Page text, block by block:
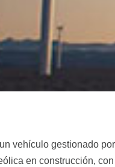
vehículo gestionado
en construcción,